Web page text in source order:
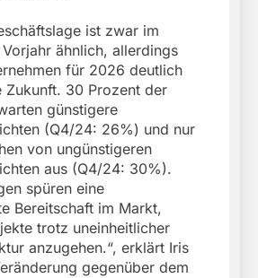
ist zwar im
ähnlich, allerdings
für 2026 deutlich
Zukunft. 30 Prozent der
günstigere
(Q4/24: 26%) und nur
von ungünstigeren
aus (Q4/24: 30%).
spüren eine
Bereitschaft im Markt,
trotz uneinheitlicher
anzugehen.“, erklärt Iris
gegenüber dem